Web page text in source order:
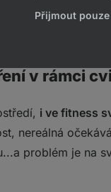
I v tom však
zcela ochromí.
v rámci
i ve fitness
nereálná
problém je na
Přijmout